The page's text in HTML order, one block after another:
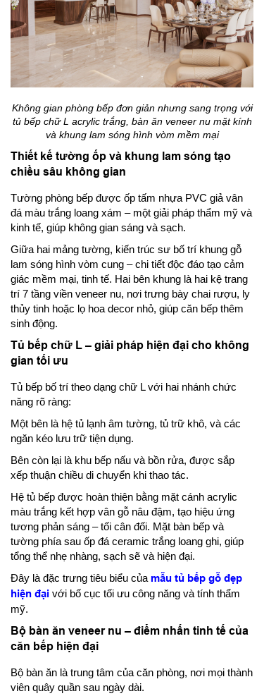
Không gian phòng bếp đơn giản nhưng sang trọng với
tủ bếp chữ L acrylic trắng, bàn ăn veneer nu mặt kính
và khung lam sóng hình vòm mềm mại
Thiết kế tường ốp và khung lam sóng tạo
chiều sâu không gian
Tường phòng bếp được ốp tấm nhựa PVC giả vân
đá màu trắng loang xám – một giải pháp thẩm mỹ và
kinh tế, giúp không gian sáng và sạch.
Giữa hai mảng tường, kiến trúc sư bố trí khung gỗ
lam sóng hình vòm cung – chi tiết độc đáo tạo cảm
giác mềm mại, tinh tế. Hai bên khung là hai kệ trang
trí 7 tầng viền veneer nu, nơi trưng bày chai rượu, ly
thủy tinh hoặc lọ hoa decor nhỏ, giúp căn bếp thêm
sinh động.
Tủ bếp chữ L – giải pháp hiện đại cho không
gian tối ưu
Tủ bếp bố trí theo dạng chữ L với hai nhánh chức
năng rõ ràng:
Một bên là hệ tủ lạnh âm tường, tủ trữ khô, và các
ngăn kéo lưu trữ tiện dụng.
Bên còn lại là khu bếp nấu và bồn rửa, được sắp
xếp thuận chiều di chuyển khi thao tác.
Hệ tủ bếp được hoàn thiện bằng mặt cánh acrylic
màu trắng kết hợp vân gỗ nâu đậm, tạo hiệu ứng
tương phản sáng – tối cân đối. Mặt bàn bếp và
tường phía sau ốp đá ceramic trắng loang ghi, giúp
tổng thể nhẹ nhàng, sạch sẽ và hiện đại.
Đây là đặc trưng tiêu biểu của mẫu tủ bếp gỗ đẹp
hiện đại với bố cục tối ưu công năng và tính thẩm
mỹ.
Bộ bàn ăn veneer nu – điểm nhấn tinh tế của
căn bếp hiện đại
Bộ bàn ăn là trung tâm của căn phòng, nơi mọi thành
viên quây quần sau ngày dài.